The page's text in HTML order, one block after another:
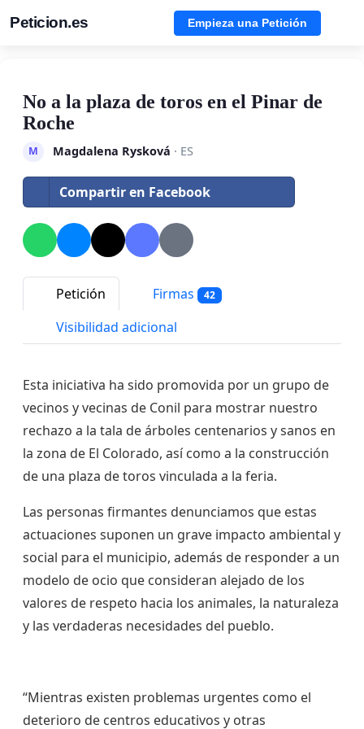
Peticion.es Empieza una Petición
No a la plaza de toros en el Pinar de
Roche
M Magdalena Rysková · ES
Compartir en Facebook
Petición Firmas 42
Visibilidad adicional
Esta iniciativa ha sido promovida por un grupo de
vecinos y vecinas de Conil para mostrar nuestro
rechazo a la tala de árboles centenarios y sanos en
la zona de El Colorado, así como a la construcción
de una plaza de toros vinculada a la feria.
Las personas firmantes denunciamos que estas
actuaciones suponen un grave impacto ambiental y
social para el municipio, además de responder a un
modelo de ocio que consideran alejado de los
valores de respeto hacia los animales, la naturaleza
y las verdaderas necesidades del pueblo.
“Mientras existen problemas urgentes como el
deterioro de centros educativos y otras